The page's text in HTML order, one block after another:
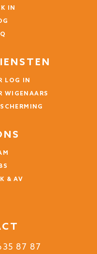
IN
LOG IN
WIGENAARS
& AV
87 87